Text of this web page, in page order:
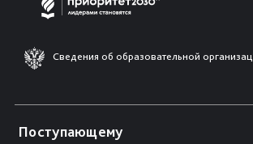
Сведения об образовательной
Поступающему